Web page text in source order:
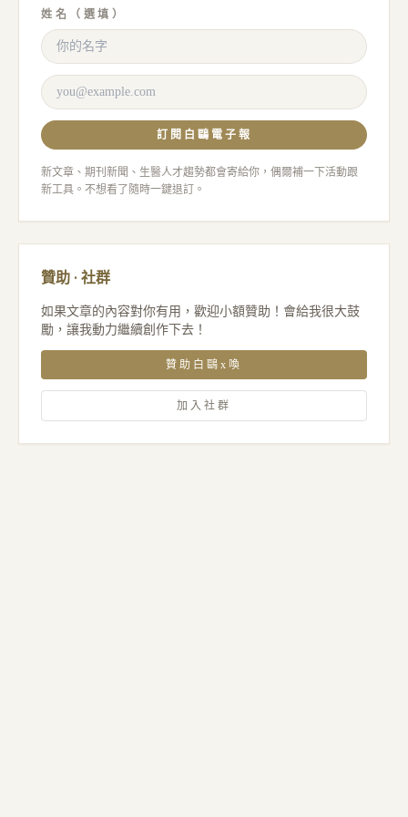
姓名（選填）
訂閱白鷗電子報
新文章、期刊新聞、生醫人才趨勢都會寄給你，偶爾補一下活動跟
新工具。不想看了隨時一鍵退訂。
贊助 · 社群
如果文章的內容對你有用，歡迎小額贊助！會給我很大鼓
勵，讓我動力繼續創作下去！
贊助白鷗x喚
加入社群